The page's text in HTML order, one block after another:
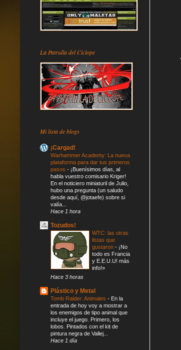
La Patrulla del Cíclope
Mi lista de blogs
¡Cargad!
Warhammer Academy: La nueva
plataforma para dar tus primeros
pasos - ¡Buenísimos días, al
habla vuestro comisario Kriger!
En el noticiero miniaturil de Julio,
hubo una pregunta (un saludo
desde aquí, @jotaefe) sobre si
valía...
Hace 1 hora
Tozudos!
WTC: las otras
listas que
gustaron - ¡No
todo es Francia
y E.E.U.U! más
info!»
Hace 3 horas
Plástico y Metal
Tomb Raider: Animales - En la
entrada de hoy voy a mostrar a
los enemigos de tipo animal que
incluye el juego. Primero, los
lobos. Pintados con el kit de
pintura negra de Vallej...
Hace 1 día